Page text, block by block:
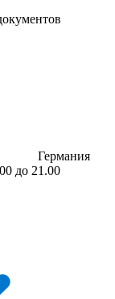
Германия
до 21.00